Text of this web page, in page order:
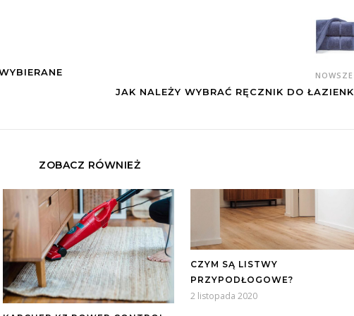
JAK NALEŻY WYBRAĆ RĘCZNIK DO
ZOBACZ RÓWNIEŻ
CZYM SĄ LISTWY
PRZYPODŁOGOWE?
2 listopada 2020